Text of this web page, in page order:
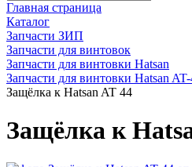
Главная страница
Каталог
Запчасти ЗИП
Запчасти для винтовок
Запчасти для винтовки Hatsan
Запчасти для винтовки Hatsan
Защёлка к Hatsan AT 44
Защёлка к